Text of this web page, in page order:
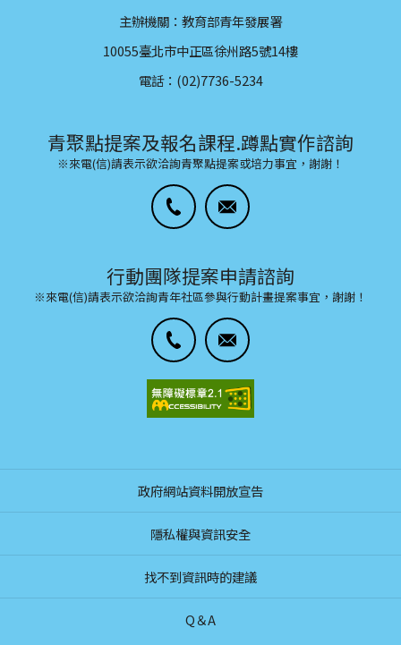
主辦機關：教育部青年發展署
10055臺北市中正區徐州路5號14樓
電話：(02)7736-5234
青聚點提案及報名課程.蹲點實作諮詢
※來電(信)請表示欲洽詢青聚點提案或培力事宜，謝謝！
行動團隊提案申請諮詢
※來電(信)請表示欲洽詢青年社區參與行動計畫提案事宜，謝謝！
政府網站資料開放宣告
隱私權與資訊安全
找不到資訊時的建議
Q＆A